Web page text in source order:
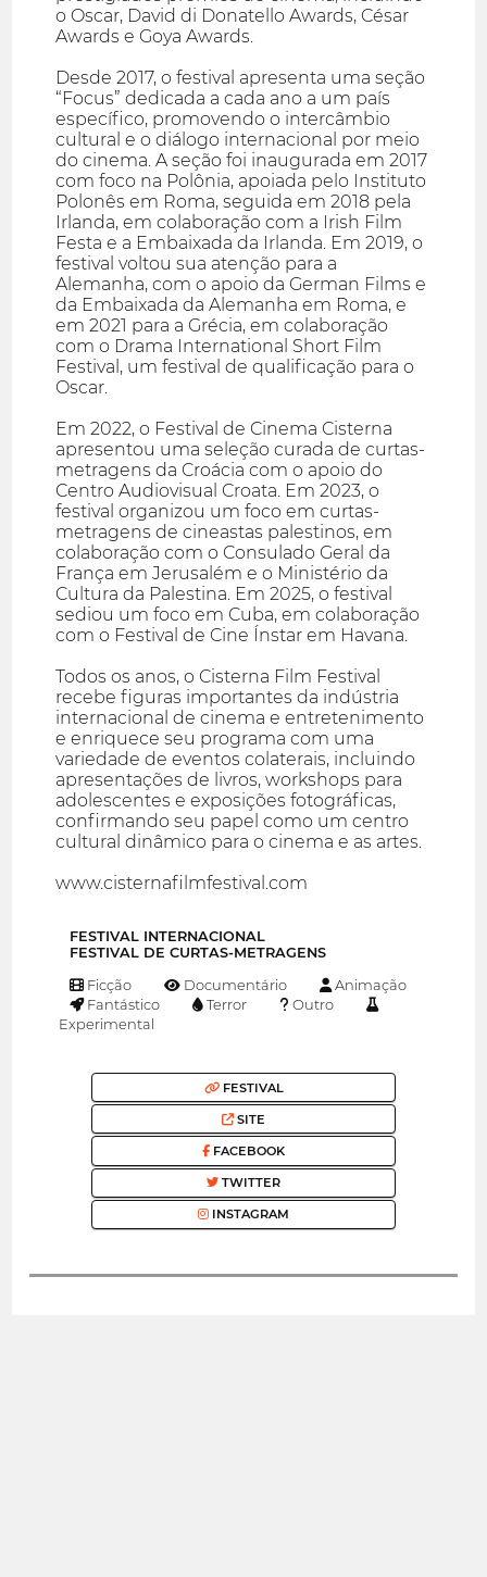
o Oscar, David di Donatello Awards, César
Awards e Goya Awards.
Desde 2017, o festival apresenta uma seção
“Focus” dedicada a cada ano a um país
específico, promovendo o intercâmbio
cultural e o diálogo internacional por meio
do cinema. A seção foi inaugurada em 2017
com foco na Polônia, apoiada pelo Instituto
Polonês em Roma, seguida em 2018 pela
Irlanda, em colaboração com a Irish Film
Festa e a Embaixada da Irlanda. Em 2019, o
festival voltou sua atenção para a
Alemanha, com o apoio da German Films e
da Embaixada da Alemanha em Roma, e
em 2021 para a Grécia, em colaboração
com o Drama International Short Film
Festival, um festival de qualificação para o
Oscar.
Em 2022, o Festival de Cinema Cisterna
apresentou uma seleção curada de curtas-
metragens da Croácia com o apoio do
Centro Audiovisual Croata. Em 2023, o
festival organizou um foco em curtas-
metragens de cineastas palestinos, em
colaboração com o Consulado Geral da
França em Jerusalém e o Ministério da
Cultura da Palestina. Em 2025, o festival
sediou um foco em Cuba, em colaboração
com o Festival de Cine Ínstar em Havana.
Todos os anos, o Cisterna Film Festival
recebe figuras importantes da indústria
internacional de cinema e entretenimento
e enriquece seu programa com uma
variedade de eventos colaterais, incluindo
apresentações de livros, workshops para
adolescentes e exposições fotográficas,
confirmando seu papel como um centro
cultural dinâmico para o cinema e as artes.
www.cisternafilmfestival.com
FESTIVAL INTERNACIONAL
FESTIVAL DE CURTAS-METRAGENS
Ficção Documentário
Animação
Fantástico
Terror
Outro
Experimental
FESTIVAL
SITE
FACEBOOK
TWITTER
INSTAGRAM